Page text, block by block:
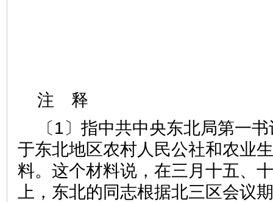
注 释
〔1〕指中共中央东北局第一
于东北地区农村人民公社和农业
料。这个材料说，在三月十五、
上，东北的同志根据北三区会议